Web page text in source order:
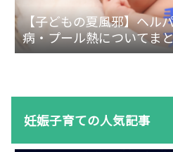
【子どもの夏風邪】ヘル
病・プール熱についてま
妊娠子育ての人気記事